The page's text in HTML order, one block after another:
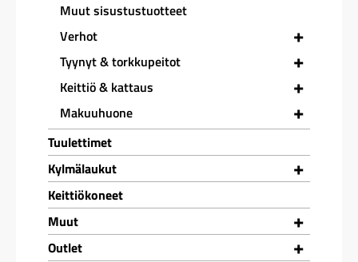
Muut sisustustuotteet
+
Verhot
+
Tyynyt & torkkupeitot
+
Keittiö & kattaus
+
Makuuhuone
Tuulettimet
+
Kylmälaukut
Keittiökoneet
+
Muut
+
Outlet